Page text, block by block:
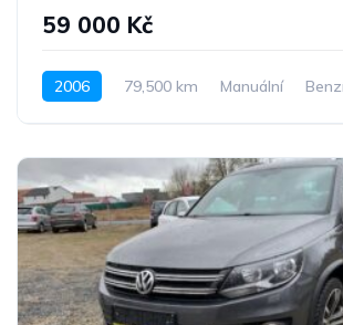
59 000 Kč
2006 79,500 km Manuální